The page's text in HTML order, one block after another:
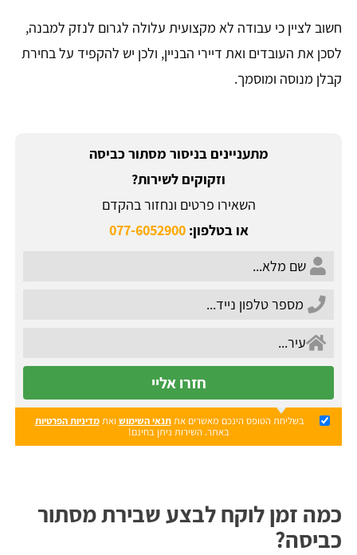
חשוב לציין כי עבודה לא מקצועית עלולה לגרום לנזק למבנה,
לסכן את העובדים ואת דיירי הבניין, ולכן יש להקפיד על בחירת
קבלן מנוסה ומוסמך.
מתעניינים בניסור מסתור כביסה
וזקוקים לשירות?
השאירו פרטים ונחזור בהקדם
או בטלפון:077-6052900
חזרו אליי
בשליחת הטופס הינכם מאשרים אתתנאי השימוש ואתמדיניות הפרטיות
באתר. השירות ניתן בחינם!
כמה זמן לוקח לבצע שבירת מסתור
כביסה?